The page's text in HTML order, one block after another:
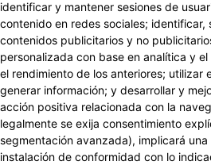
identificar y mantener sesiones de
contenido en redes sociales; identificar,
contenidos publicitarios y no
personalizada con base en analítica y
el rendimiento de los anteriores; utilizar
generar información; y desarrollar y
acción positiva relacionada con la
legalmente se exija consentimiento
segmentación avanzada), implicará
instalación de conformidad con lo